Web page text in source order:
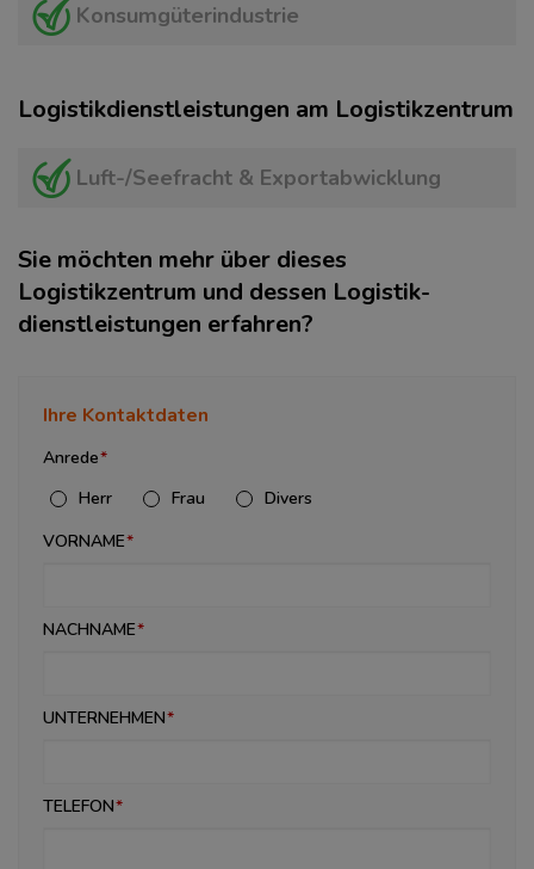
Konsumgüterindustrie
Logistikdienstleistungen am Logistikzentrum
Luft-/Seefracht & Exportabwicklung
Sie möchten mehr über dieses
Logistikzentrum und dessen Logistik­
dienstleistungen erfahren?
Ihre Kontaktdaten
Anrede
Herr
Frau
Divers
VORNAME
NACHNAME
UNTERNEHMEN
TELEFON